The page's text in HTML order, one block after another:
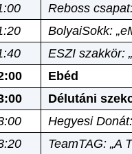
Reboss
BolyaiSokk:
ESZI szakkör:
Ebéd
Délutáni
Hegyesi
TeamTAG: „A